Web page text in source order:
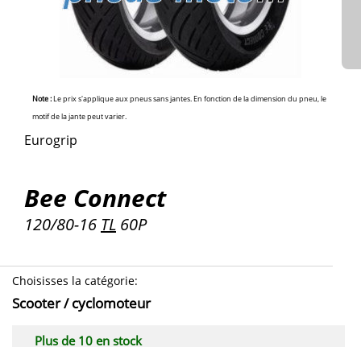
Note :Le prix s'applique aux pneus sans jantes. En fonction de la dimension du pneu, le
motif de la jante peut varier.
Eurogrip
Bee Connect
120/80-16 TL 60P
Choisisses la catégorie:
Scooter / cyclomoteur
Plus de 10 en stock